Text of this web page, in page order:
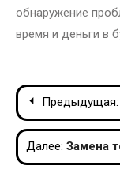
обнаружение
время и деньги в
по
записям
Предыдущая:
Далее: Замена